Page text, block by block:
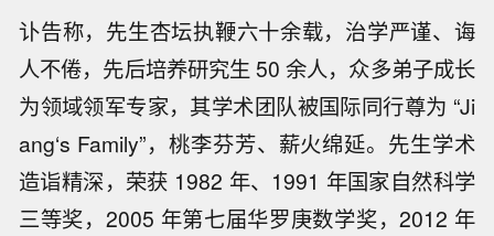
讣告称，先生杏坛执鞭六十余载，治学严谨、诲
人不倦，先后培养研究生 50 余人，众多弟子成长
为领域领军专家，其学术团队被国际同行尊为 “Ji
ang‘s Family”，桃李芬芳、薪火绵延。先生学术
造诣精深，荣获 1982 年、1991 年国家自然科学
三等奖，2005 年第七届华罗庚数学奖，2012 年